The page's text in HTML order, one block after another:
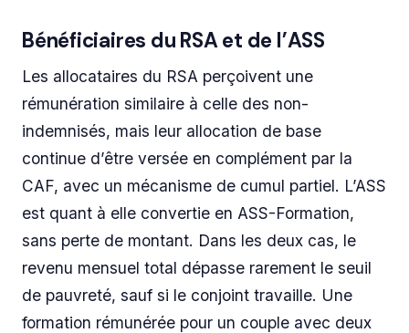
Bénéficiaires du RSA et de l’ASS
Les allocataires du RSA perçoivent une
rémunération similaire à celle des non-
indemnisés, mais leur allocation de base
continue d’être versée en complément par la
CAF, avec un mécanisme de cumul partiel. L’ASS
est quant à elle convertie en ASS-Formation,
sans perte de montant. Dans les deux cas, le
revenu mensuel total dépasse rarement le seuil
de pauvreté, sauf si le conjoint travaille. Une
formation rémunérée pour un couple avec deux